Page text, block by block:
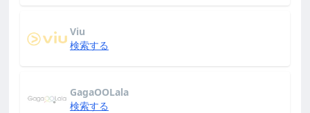
Viu
検索する
GagaOOLala
検索する